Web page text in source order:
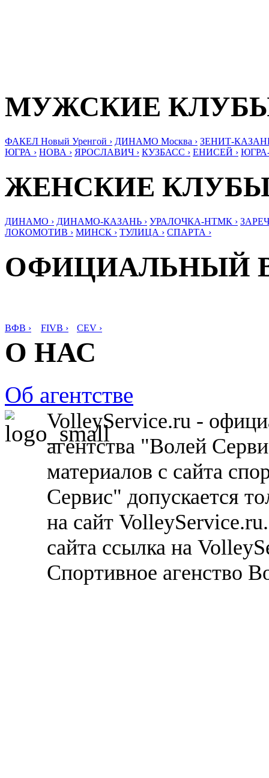
МУЖСКИЕ
ФАКЕЛ Новый Уренгой › ДИНАМО Москва › ЗЕНИТ-
ЮГРА › НОВА › ЯРОСЛАВИЧ › КУЗБАСС › ЕНИСЕЙ ›
ЖЕНСКИЕ
ДИНАМО › ДИНАМО-КАЗАНЬ › УРАЛОЧКА-НТМК ›
ЛОКОМОТИВ › МИНСК › ТУЛИЦА › СПАРТА ›
ОФИЦИАЛЬНЫЙ
ВФВ › FIVB › CEV ›
О НАС
Об агентстве
VolleyService.ru -
агентства "Волей
материалов с сайта
Сервис" допускается
на сайт
сайта ссылка на
Спортивное агенство